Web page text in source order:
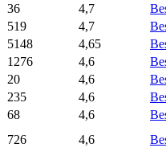
36 4,7
519 4,7
5148 4,65
1276 4,6
20 4,6
235 4,6
68 4,6
726 4,6